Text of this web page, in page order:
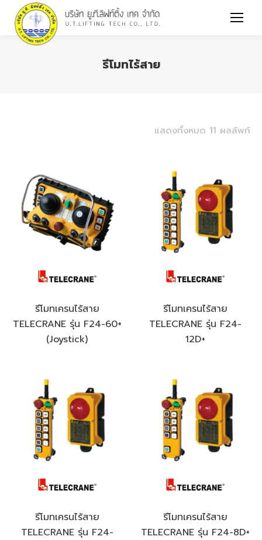
You are here:
รีโมทไร้สาย
แสดงทั้งหมด 11 ผลลัพท์
รีโมทเครนไร้สาย
TELECRANE รุ่น F24-60+
(Joystick)
รีโมทเครนไร้สาย
TELECRANE รุ่น F24-
12D+
รีโมทเครนไร้สาย
TELECRANE รุ่น F24-
รีโมทเครนไร้สาย
TELECRANE รุ่น F24-8D+